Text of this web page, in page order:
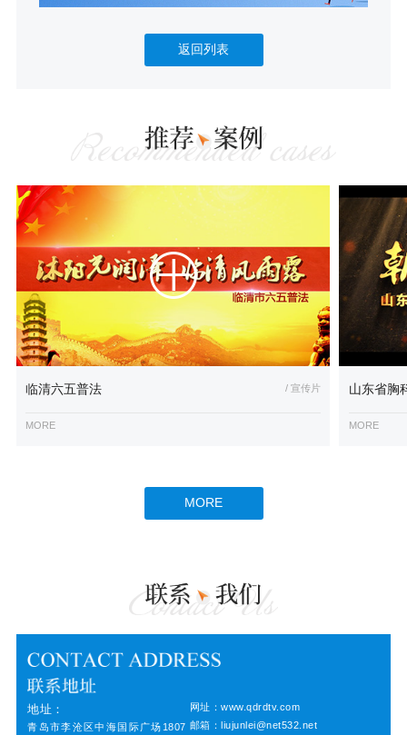
返回列表
临清六五普法 / 宣传片
MORE
山东省胸
MORE
MORE
地址：
青岛市李沧区中海国际广场1807
网址：www.qdrdtv.com
邮箱：liujunlei@net532.net